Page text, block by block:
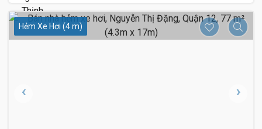
Hẻm Xe Hơi (4 m)